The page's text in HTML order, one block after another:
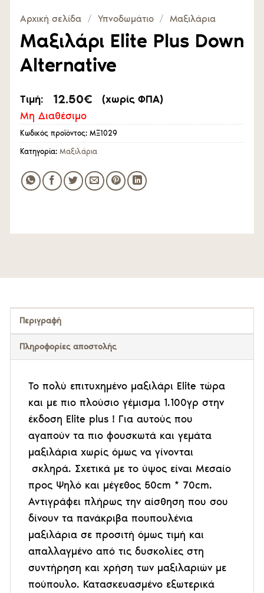
Αρχική σελίδα / Υπνοδωμάτιο / Μαξιλάρια
Μαξιλάρι Elite Plus Down
Alternative
Τιμή: 12.50€
(χωρίς ΦΠΑ)
Μη Διαθέσιμο
Κωδικός προϊόντος: ΜΞ1029
Κατηγορία: Μαξιλάρια
Περιγραφή
Πληροφορίες αποστολής
Το πολύ επιτυχημένο μαξιλάρι Elite τώρα
και με πιο πλούσιο γέμισμα 1.100γρ στην
έκδοση Elite plus ! Για αυτούς που
αγαπούν τα πιο φουσκωτά και γεμάτα
μαξιλάρια χωρίς όμως να γίνονται
σκληρά. Σχετικά με το ύψος είναι Μεσαίο
προς Ψηλό και μέγεθος 50cm * 70cm.
Αντιγράφει πλήρως την αίσθηση που σου
δίνουν τα πανάκριβα πουπουλένια
μαξιλάρια σε προσιτή όμως τιμή και
απαλλαγμένο από τις δυσκολίες στη
συντήρηση και χρήση των μαξιλαριών με
πούπουλο. Κατασκευασμένο εξωτερικά